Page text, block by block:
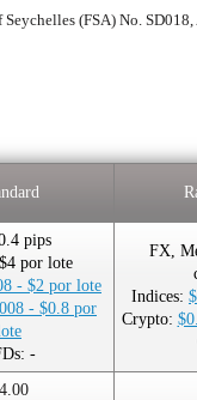
(FSA) No.
pips
por lote
- $2 por lote
- $0.8 por
-
FX,
Indices:
Crypto: